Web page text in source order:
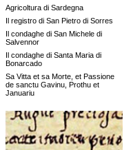
Agricoltura di Sardegna
Il registro di San Pietro di Sorres
Il condaghe di San Michele di
Salvennor
Il condaghe di Santa Maria di
Bonarcado
Sa Vitta et sa Morte, et Passione
de sanctu Gavinu, Prothu et
Januariu